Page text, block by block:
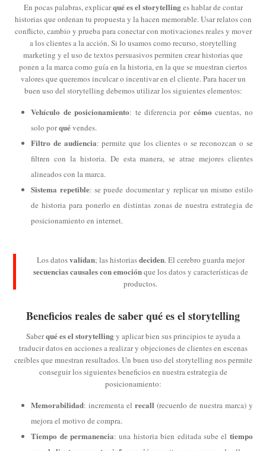
En pocas palabras, explicarqué es el storytellinges hablar de contar
historias que ordenan tu propuesta y la hacen memorable. Usar relatos con
conflicto, cambio y prueba para conectar con motivaciones reales y mover
a los clientes a la acción. Si lo usamos como recurso, storytelling
marketing y el uso de textos persuasivos permiten crear historias que
ponen a la marca como guía en la historia, en la que se muestran ciertos
valores que queremos inculcar o incentivar en el cliente. Para hacer un
buen uso del storytelling debemos utilizar los siguientes elementos:
Vehículo de posicionamiento: te diferencia por cómo cuentas, no
solo porquévendes.
Filtro de audiencia: permite que los clientes o se reconozcan o se
filtren con la historia. De esta manera, se atrae mejores clientes
alineados con la marca.
Sistema repetible: se puede documentar y replicar un mismo estilo
de historia para ponerlo en distintas zonas de nuestra estrategia de
posicionamiento en internet.
Los datosvalidan; las historiasdeciden. El cerebro guarda mejor
secuencias causales con emociónque los datos y características de
productos.
Beneficios reales de saber qué es el storytelling
Saberqué es el storytellingy aplicar bien sus principios te ayuda a
traducir datos en acciones a realizar y objeciones de clientes en escenas
creíbles que muestran resultados. Un buen uso del storytelling nos permite
conseguir los siguientes beneficios en nuestra estrategia de
posicionamiento:
Memorabilidad: incrementa elrecall (recuerdo de nuestra marca) y
mejora el motivo de compra.
Tiempo de permanencia: una historia bien editada sube el tiempo